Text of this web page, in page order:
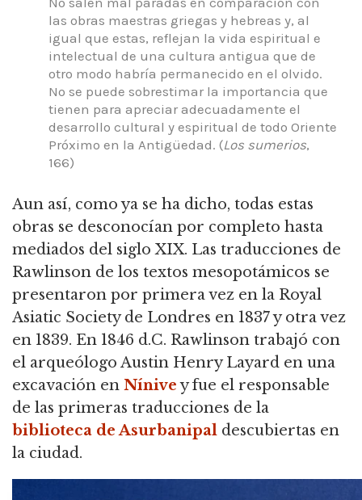
las obras maestras griegas y hebreas y, al
igual que estas, reflejan la vida espiritual e
intelectual de una cultura antigua que de
otro modo habría permanecido en el olvido.
No se puede sobrestimar la importancia que
tienen para apreciar adecuadamente el
desarrollo cultural y espiritual de todo Oriente
Próximo en la Antigüedad. (Los sumerios,
166)
Aun así, como ya se ha dicho, todas estas
obras se desconocían por completo hasta
mediados del siglo XIX. Las traducciones de
Rawlinson de los textos mesopotámicos se
presentaron por primera vez en la Royal
Asiatic Society de Londres en 1837 y otra vez
en 1839. En 1846 d.C. Rawlinson trabajó con
el arqueólogo Austin Henry Layard en una
excavación en Nínivey fue el responsable
de las primeras traducciones de la
biblioteca de Asurbanipal descubiertas en
la ciudad.